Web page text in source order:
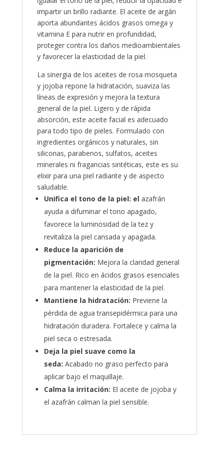
impartir un brillo radiante. El aceite de argán
aporta abundantes ácidos grasos omega y
vitamina E para nutrir en profundidad,
proteger contra los daños medioambientales
y favorecer la elasticidad de la piel.
La sinergia de los aceites de rosa mosqueta
y jojoba repone la hidratación, suaviza las
líneas de expresión y mejora la textura
general de la piel. Ligero y de rápida
absorción, este aceite facial es adecuado
para todo tipo de pieles. Formulado con
ingredientes orgánicos y naturales, sin
siliconas, parabenos, sulfatos, aceites
minerales ni fragancias sintéticas, este es su
elixir para una piel radiante y de aspecto
saludable.
Unifica el tono de la piel: elazafrán
ayuda a difuminar el tono apagado,
favorece la luminosidad de la tez y
revitaliza la piel cansada y apagada.
Reduce la aparición de
pigmentación: Mejora la claridad general
de la piel. Rico en ácidos grasos esenciales
para mantener la elasticidad de la piel.
Mantiene la hidratación: Previene la
pérdida de agua transepidérmica para una
hidratación duradera. Fortalece y calma la
piel seca o estresada.
Deja la piel suave como la
seda: Acabado no graso perfecto para
aplicar bajo el maquillaje.
Calma la irritación: El aceite de jojoba y
el azafrán calman la piel sensible.